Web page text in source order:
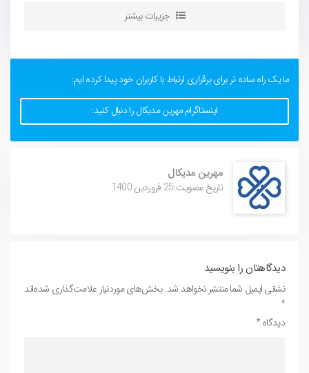
مهرین مدیکال
تاریخ عضویت:25 فروردین 1400
ما یک راه ساده تر برای برقراری ارتباط با کاربران خود پیدا کرده ایم:
اینستاگرام مهرین مدیکال را دنبال کنید:
جزییات بیشتر
دیدگاهتان را بنویسید
نشانی ایمیل شما منتشر نخواهد شد.بخش‌های موردنیاز علامت‌گذاری شده‌اند
*
دیدگاه*